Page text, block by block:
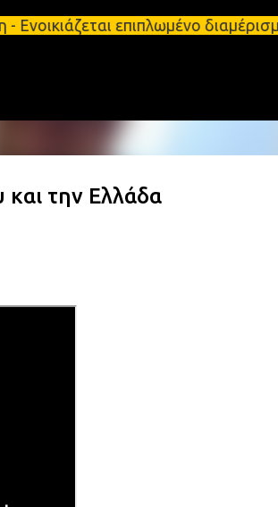
στο κύριο περιεχόμενο
επιπλωμένο
και την Ελλάδα